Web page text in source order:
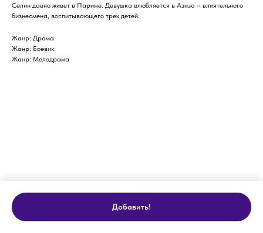
Добавить!
Селин давно живет в Париже. Девушка влюбляется в Азиза – влиятельного
бизнесмена, воспитывающего трех детей.
Жанр: Драма
Жанр: Боевик
Жанр: Мелодрама